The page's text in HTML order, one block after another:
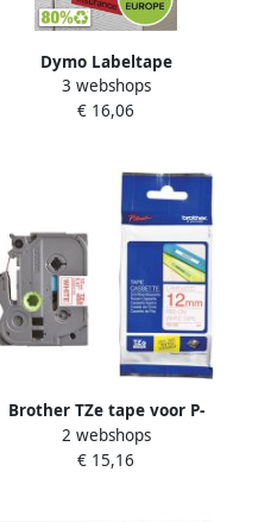
Dymo Labeltape
LabelManager D1 polyester
12mm zwart op rood
3 webshops
€ 16,06
Brother TZe tape voor P-
Touch 12 mm rood op wit
2 webshops
€ 15,16